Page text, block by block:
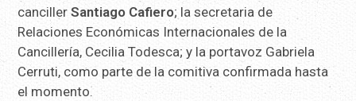
cancillerSantiago Cafiero; la secretaria de
Relaciones Económicas Internacionales de la
Cancillería, Cecilia Todesca; y la portavoz Gabriela
Cerruti, como parte de la comitiva confirmada hasta
el momento.